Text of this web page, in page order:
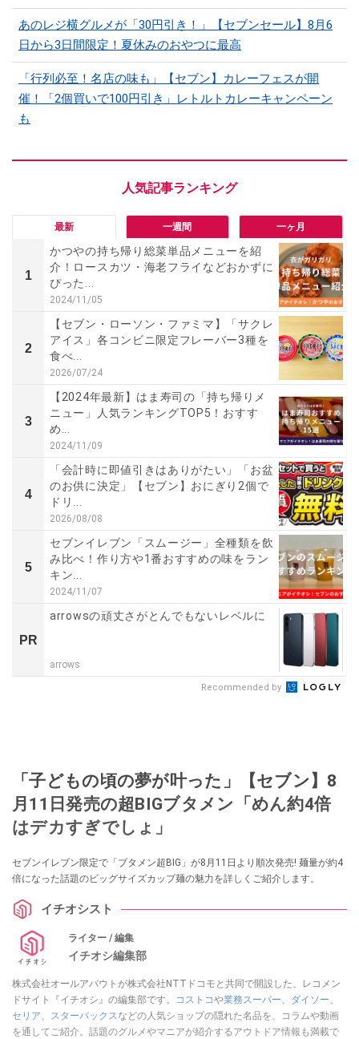
あのレジ横グルメが「30円引き！」【セブンセール】8月6
日から3日間限定！夏休みのおやつに最高
「行列必至！名店の味も」【セブン】カレーフェスが開
催！「2個買いで100円引き」レトルトカレーキャンペーン
も
最新 一週間 一ヶ月
1
かつやの持ち帰り総菜単品メニューを紹
介！ロースカツ・海老フライなどおかずに
ぴった...
2024/11/05
2
【セブン・ローソン・ファミマ】「サクレ
アイス」各コンビニ限定フレーバー3種を
食べ...
2026/07/24
3
【2024年最新】はま寿司の「持ち帰りメ
ニュー」人気ランキングTOP5！おすす
め...
2024/11/09
4
「会計時に即値引きはありがたい」「お盆
のお供に決定」【セブン】おにぎり2個で
ドリ...
2026/08/08
5
セブンイレブン「スムージー」全種類を飲
み比べ！作り方や1番おすすめの味をラン
キン...
2024/11/07
PR
arrowsの頑丈さがとんでもないレベルに
arrows
Recommended by
「子どもの頃の夢が叶った」【セブン】8
月11日発売の超BIGブタメン「めん約4倍
はデカすぎでしょ」
セブンイレブン限定で「ブタメン超BIG」が8月11日より順次発売! 麺量が約4
倍になった話題のビッグサイズカップ麺の魅力を詳しくご紹介します。
イチオシスト
ライター / 編集
イチオシ編集部
株式会社オールアバウトが株式会社NTTドコモと共同で開設した、レコメン
ドサイト『イチオシ』の編集部です。
コストコや業務スーパー、 ダイソー、
セリア、 スターバックスなどの人気ショップの隠れた名品を、コラムや動画
を通してご紹介。話題のグルメやマニアが紹介するアウトドア情報も満載で